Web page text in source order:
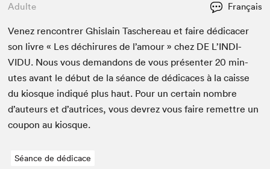
Adulte Français
Venez ren­con­tr­er Ghis­lain Taschere­au et faire dédi­cac­er
son livre « Les déchirures de l’amour » chez DE L’IN­DI­
VIDU. Nous vous deman­dons de vous présen­ter20 min­
utes avant le début de la séance de dédi­caces à la caisse
du kiosque indiqué plus haut. Pour un cer­tain nom­bre
d’auteurs et d’autrices, vous devrez vous faire remet­tre un
coupon au kiosque.
Séance de dédicace